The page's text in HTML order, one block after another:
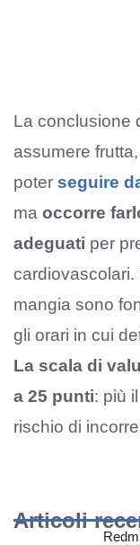
La conclusione
assumere
poter seguire
ma occorre
adeguati per
cardiovascolari.
mangia sono
gli orari in cui
La scala di
a 25 punti: più
rischio di
Articoli